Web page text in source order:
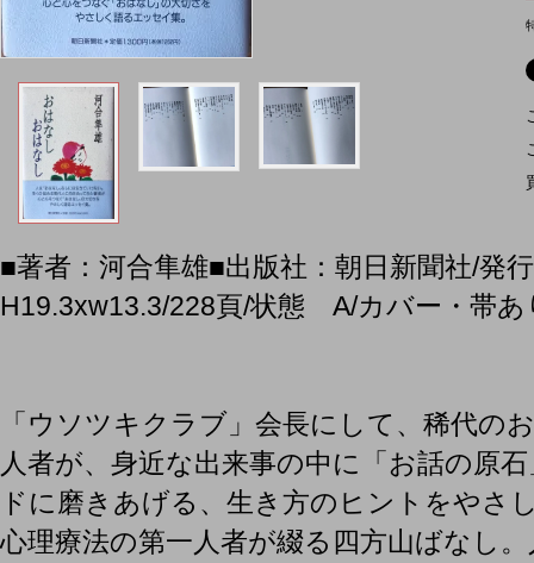
■著者：河合隼雄■出版社：朝日新聞社/発
H19.3xw13.3/228頁/状態 A/カバ
「ウソツキクラブ」会長にして、稀代の
人者が、身近な出来事の中に「お話の原
ドに磨きあげる、生き方のヒント
心理療法の第一人者が綴る四方山ばなし